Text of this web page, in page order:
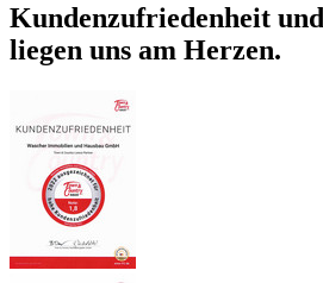
Kundenzufriedenheit
liegen uns am Herzen.